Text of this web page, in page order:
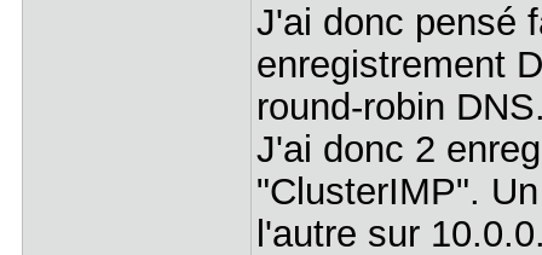
J'ai donc pensé
enregistrement
round-robin
J'ai donc 2
"ClusterIMP".
l'autre sur